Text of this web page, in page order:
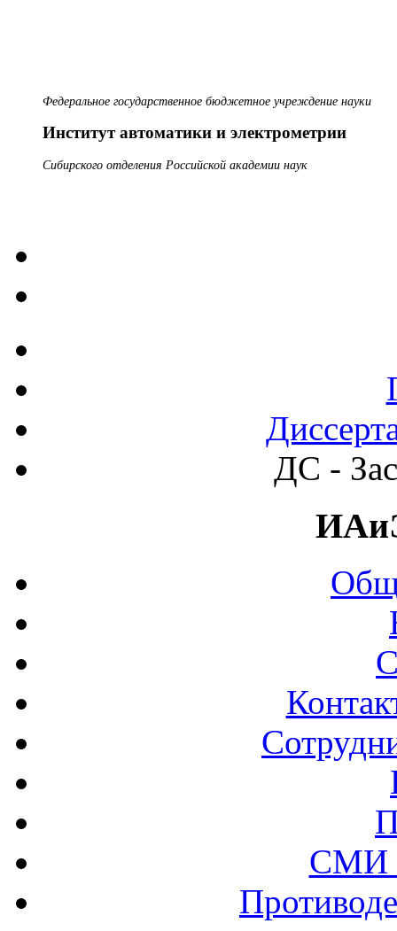
Федеральное государственное бюджетное учреждение науки
Институт автоматики и электрометрии
Сибирского отделения Российской академии наук
ДС -
СМИ